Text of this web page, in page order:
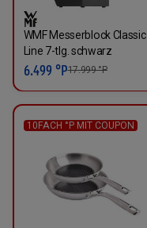
WMF Messerblock Classic
Line 7-tlg. schwarz
6.499 °P17.999°P
10FACH °P MIT COUPON